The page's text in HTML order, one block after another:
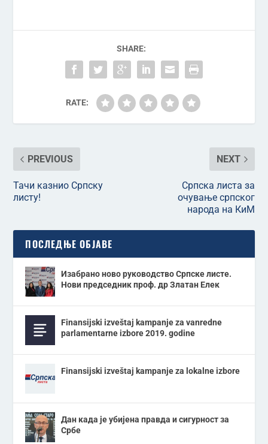
SHARE:
RATE:
PREVIOUS
Тачи казнио Српску
листу!
NEXT
Српска листа за
очување српског
народа на КиМ
ПОСЛЕДЊЕ ОБЈАВЕ
Изабрано ново руководство Српске листе.
Нови председник проф. др Златан Елек
Finansijski izveštaj kampanje za vanredne
parlamentarne izbore 2019. godine
Finansijski izveštaj kampanje za lokalne izbore
Дан када је убијена правда и сигурност за
Србе